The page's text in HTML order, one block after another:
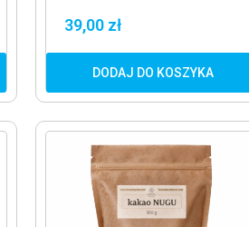
ESENCJA EKWADORU
39,00 zł
DODAJ DO KOSZYKA